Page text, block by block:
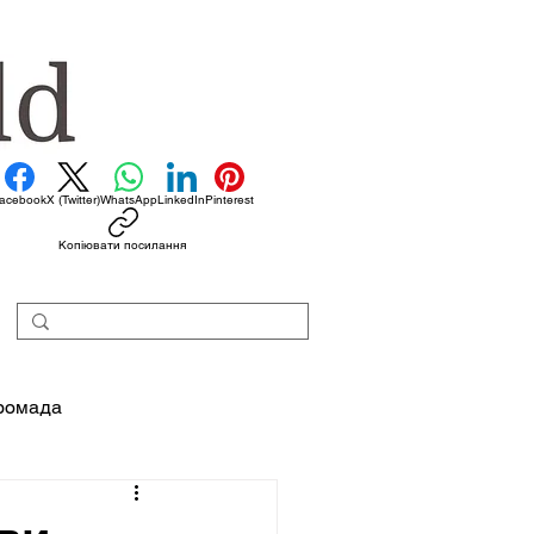
X (Twitter)WhatsAppLinkedInPinterest
Копіювати посилання